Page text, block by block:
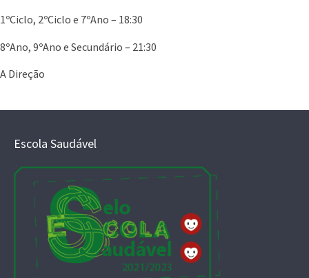
1ºCiclo, 2ºCiclo e 7ºAno – 18:30
8ºAno, 9ºAno e Secundário – 21:30
A Direção
Escola Saudável